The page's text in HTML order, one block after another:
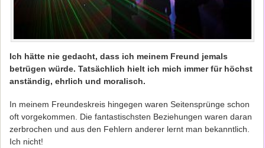
Ich hätte nie gedacht, dass ich meinem Freund jemals
betrügen würde. Tatsächlich hielt ich mich immer für höchst
anständig, ehrlich und moralisch.
In meinem Freundeskreis hingegen waren Seitensprünge schon
oft vorgekommen. Die fantastischsten Beziehungen waren daran
zerbrochen und aus den Fehlern anderer lernt man bekanntlich.
Ich nicht!